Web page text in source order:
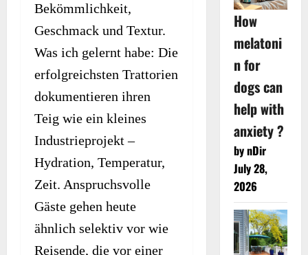
Bekömmlichkeit,
Geschmack und Textur.
Was ich gelernt habe: Die
erfolgreichsten Trattorien
dokumentieren ihren
Teig wie ein kleines
Industrieprojekt –
Hydration, Temperatur,
Zeit. Anspruchsvolle
Gäste gehen heute
ähnlich selektiv vor wie
Reisende, die vor einer
How
melatoni
n for
dogs can
help with
anxiety ?
by nDir
July 28,
2026